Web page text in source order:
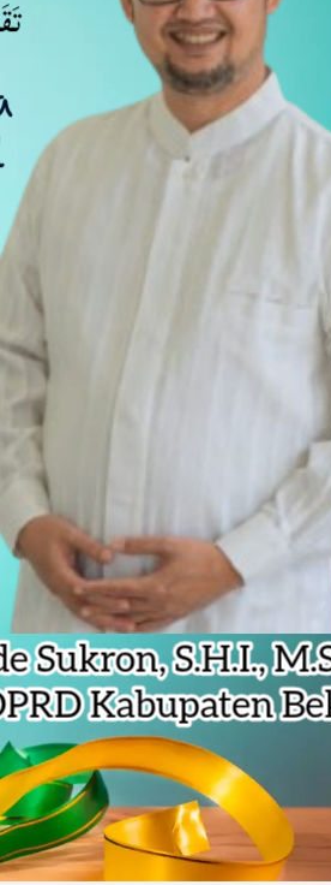
Kali Cileungsi, Kualitas
Matematika Internasional di
Tata Kelola Minyak ke Penuntut
Undangan HUT RI dari Presiden
Pilkades Jejalen Jaya,
Tirta Patriot Minta Maaf atas